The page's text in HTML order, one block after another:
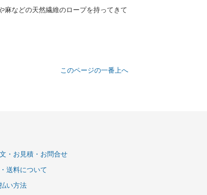
などの天然繊維のロープを持ってきて
このページの一番上へ
・お見積・お問合せ
送料について
い方法